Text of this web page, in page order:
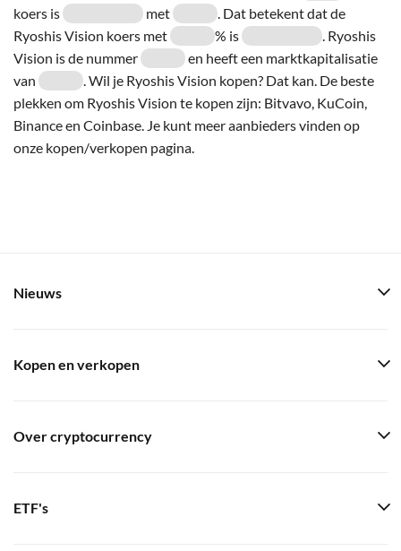
koers is
met
. Dat betekent dat de
Ryoshis Vision koers met
% is
. Ryoshis
Vision is de nummer
en heeft een marktkapitalisatie
van
. Wil je Ryoshis Vision kopen? Dat kan. De beste
plekken om Ryoshis Vision te kopen zijn: Bitvavo, KuCoin,
Binance en Coinbase. Je kunt meer aanbieders vinden op
onze kopen/verkopen pagina.
Nieuws
Kopen en verkopen
Over cryptocurrency
ETF's